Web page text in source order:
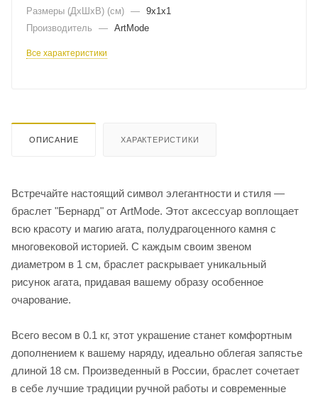
Размеры (ДxШxВ) (см) — 9х1х1
Производитель
— ArtMode
Все характеристики
ОПИСАНИЕ ХАРАКТЕРИСТИКИ
Встречайте настоящий символ элегантности и стиля —
браслет "Бернард" от ArtMode. Этот аксессуар воплощает
всю красоту и магию агата, полудрагоценного камня с
многовековой историей. С каждым своим звеном
диаметром в 1 см, браслет раскрывает уникальный
рисунок агата, придавая вашему образу особенное
очарование.
Всего весом в 0.1 кг, этот украшение станет комфортным
дополнением к вашему наряду, идеально облегая запястье
длиной 18 см. Произведенный в России, браслет сочетает
в себе лучшие традиции ручной работы и современные